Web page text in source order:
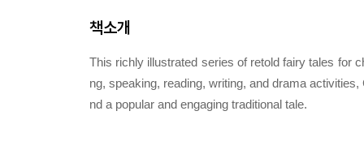
책소개
This richly illustrated series of retold fairy tales for
ng, speaking, reading, writing, and drama
nd a popular and engaging traditional tale.